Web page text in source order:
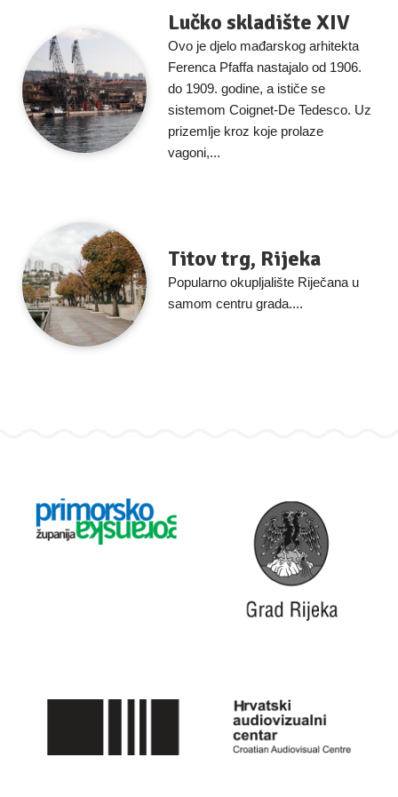
Lučko skladište XIV
Ovo je djelo mađarskog arhitekta
Ferenca Pfaffa nastajalo od 1906.
do 1909. godine, a ističe se
sistemom Coignet-De Tedesco. Uz
prizemlje kroz koje prolaze
vagoni,...
Titov trg, Rijeka
Popularno okupljalište Riječana u
samom centru grada....